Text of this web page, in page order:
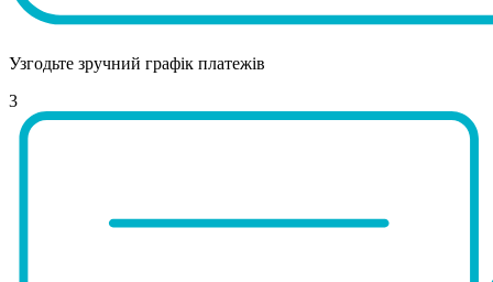
Узгодьте зручний графік платежів
3